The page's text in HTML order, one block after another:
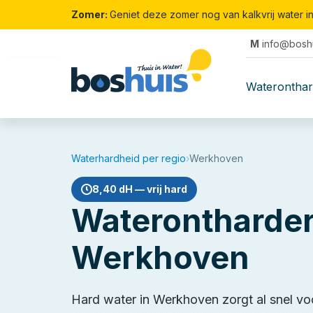
Zomer: Geniet deze zomer nog van kalkvrij water
M
Waterhardheid per regio›Werkhoven
8,40 dH — vrij hard
Werkhoven
Hard water in Werkhoven zorgt al snel